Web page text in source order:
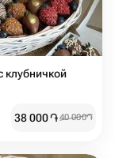
клубничкой
38 000֏40 000֏